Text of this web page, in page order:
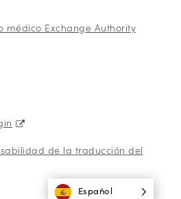
médico Exchange Authority
de la traducción del
Español